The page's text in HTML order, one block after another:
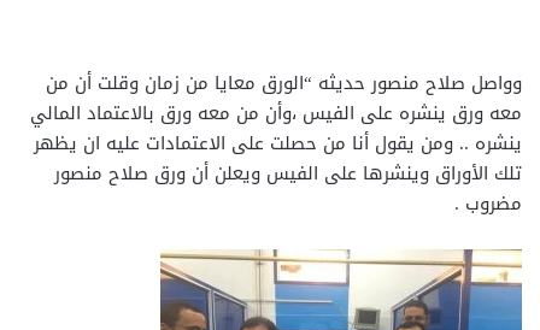
وواصل صلاح منصور حديثه “الورق معايا من زمان وقلت أن من
معه ورق ينشره على الفيس ،وأن من معه ورق بالاعتماد المالي
ينشره .. ومن يقول أنا من حصلت على الاعتمادات عليه ان يظهر
تلك الأوراق وينشرها على الفيس ويعلن أن ورق صلاح منصور
مضروب .